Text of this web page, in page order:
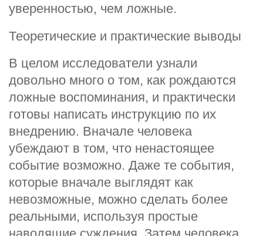
уверенностью, чем ложные.
Теоретические и практические выводы
В целом исследователи узнали
довольно много о том, как рождаются
ложные воспоминания, и практически
готовы написать инструкцию по их
внедрению. Вначале человека
убеждают в том, что ненастоящее
событие возможно. Даже те события,
которые вначале выглядят как
невозможные, можно сделать более
реальными, используя простые